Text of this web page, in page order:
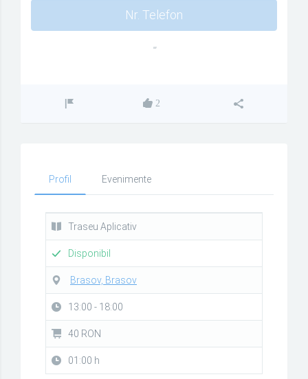
Nr. Telefon
""
2
Profil Evenimente
Traseu Aplicativ
Disponibil
Brasov, Brasov
13:00 - 18:00
40 RON
01:00 h